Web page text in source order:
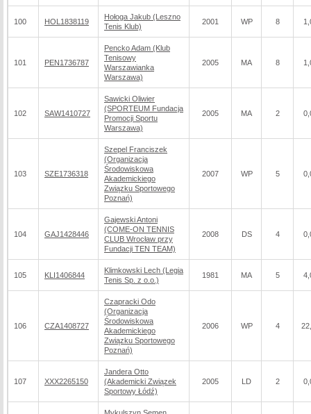
100 HOL1838119
Hołoga Jakub (Leszno
Tenis Klub)
2001 WP 8
101 PEN1736787
Pencko Adam (Klub
Tenisowy
Warszawianka
Warszawa)
2005 MA 8
102 SAW1410727
Sawicki Oliwier
(SPORTEUM Fundacja
Promocji Sportu
Warszawa)
2005 MA 2
103 SZE1736318
Szepel Franciszek
(Organizacja
Środowiskowa
Akademickiego
Związku Sportowego
Poznań)
2007 WP 5
104 GAJ1428446
Gajewski Antoni
(COME-ON TENNIS
CLUB Wrocław przy
Fundacji TEN TEAM)
2008 DS 4
105 KLI1406844
Klimkowski Lech (Legia
Tenis Sp. z o.o.)
1981 MA 5
106 CZA1408727
Czapracki Odo
(Organizacja
Środowiskowa
Akademickiego
Związku Sportowego
Poznań)
2006 WP 4
107 XXX2265150
Jandera Otto
(Akademicki Związek
Sportowy Łódź)
2005 LD 2